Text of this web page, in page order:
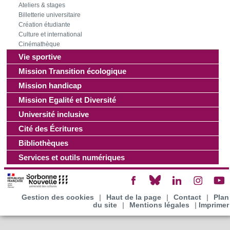
Ateliers & stages
Billetterie universitaire
Création étudiante
Culture et international
Cinémathèque
Vie sportive
Mission Transition écologique
Mission handicap
Mission Egalité et Diversité
Université inclusive
Cité des Écritures
Bibliothèques
Services et outils numériques
Gestion des cookies Haut de la page Contact
Plan
du site
Mentions légales Imprimer